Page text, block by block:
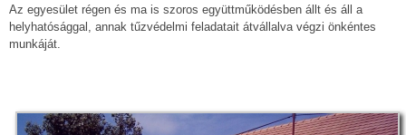
Az egyesület régen és ma is szoros együttműködésben állt és áll a
helyhatósággal, annak tűzvédelmi feladatait átvállalva végzi önkéntes
munkáját.